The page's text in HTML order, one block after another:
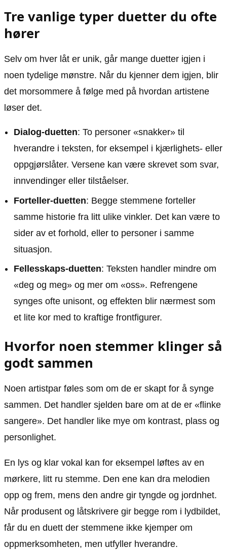
Tre vanlige typer duetter du ofte
hører
Selv om hver låt er unik, går mange duetter igjen i
noen tydelige mønstre. Når du kjenner dem igjen, blir
det morsommere å følge med på hvordan artistene
løser det.
Dialog-duetten: To personer «snakker» til
hverandre i teksten, for eksempel i kjærlighets- eller
oppgjørslåter. Versene kan være skrevet som svar,
innvendinger eller tilståelser.
Forteller-duetten: Begge stemmene forteller
samme historie fra litt ulike vinkler. Det kan være to
sider av et forhold, eller to personer i samme
situasjon.
Fellesskaps-duetten: Teksten handler mindre om
«deg og meg» og mer om «oss». Refrengene
synges ofte unisont, og effekten blir nærmest som
et lite kor med to kraftige frontfigurer.
Hvorfor noen stemmer klinger så
godt sammen
Noen artistpar føles som om de er skapt for å synge
sammen. Det handler sjelden bare om at de er «flinke
sangere». Det handler like mye om kontrast, plass og
personlighet.
En lys og klar vokal kan for eksempel løftes av en
mørkere, litt ru stemme. Den ene kan dra melodien
opp og frem, mens den andre gir tyngde og jordnhet.
Når produsent og låtskrivere gir begge rom i lydbildet,
får du en duett der stemmene ikke kjemper om
oppmerksomheten, men utfyller hverandre.